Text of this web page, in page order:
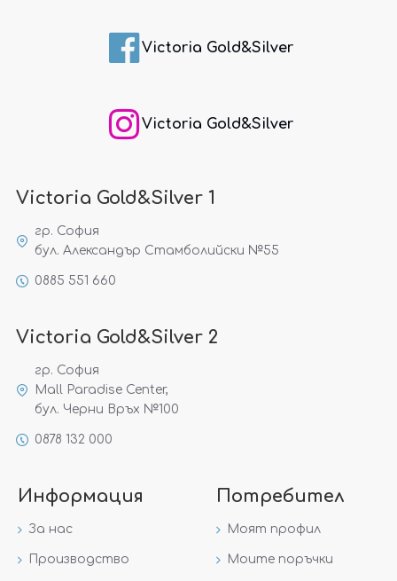
Victoria Gold&Silver
Victoria Gold&Silver
Victoria Gold&Silver 1
гр. София
бул. Александър Стамболийски №55
0885 551 660
Victoria Gold&Silver 2
гр. София
Mall Paradise Center,
бул. Черни Връх №100
0878 132 000
Информация
За нас
Производство
Потребител
Моят профил
Моите поръчки